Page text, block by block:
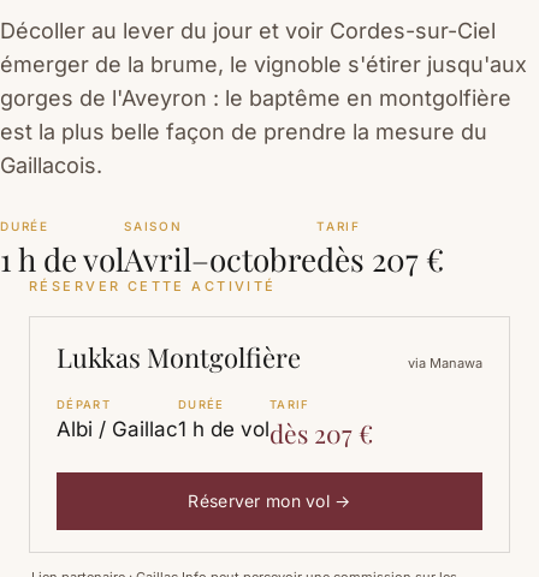
Décoller au lever du jour et voir Cordes-sur-Ciel
émerger de la brume, le vignoble s'étirer jusqu'aux
gorges de l'Aveyron : le baptême en montgolfière
est la plus belle façon de prendre la mesure du
Gaillacois.
DURÉE
1 h de vol
SAISON
Avril–octobre
TARIF
dès 207 €
RÉSERVER CETTE ACTIVITÉ
Lukkas Montgolfière via Manawa
DÉPART
Albi / Gaillac
DURÉE
1 h de vol
TARIF
dès 207 €
Réserver mon vol →